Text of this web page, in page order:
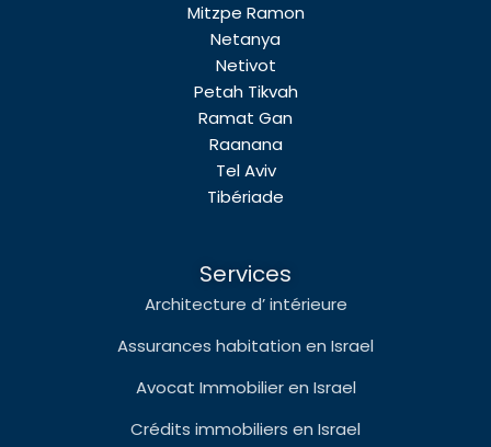
Mitzpe Ramon
Netanya
Netivot
Petah Tikvah
Ramat Gan
Raanana
Tel Aviv
Tibériade
Services
Architecture d’ intérieure
Assurances habitation en Israel
Avocat Immobilier en Israel
Crédits immobiliers en Israel